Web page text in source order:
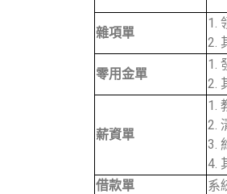
雜項單
1.
2.
零用金單
1.
2.
薪資單
1.
2.
3.
4.
借款單 系